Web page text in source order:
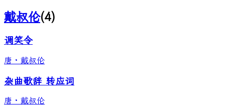
戴叔伦(4)
调笑令
唐 · 戴叔伦
杂曲歌辞 转应词
唐 · 戴叔伦